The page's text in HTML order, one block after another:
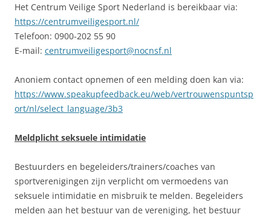
Het Centrum Veilige Sport Nederland is bereikbaar via:
https://centrumveiligesport.nl/
Telefoon: 0900-202 55 90
E-mail: centrumveiligesport@nocnsf.nl
Anoniem contact opnemen of een melding doen kan via:
https://www.speakupfeedback.eu/web/vertrouwenspuntsp
ort/nl/select_language/3b3
Meldplicht seksuele intimidatie
Bestuurders en begeleiders/trainers/coaches van
sportverenigingen zijn verplicht om vermoedens van
seksuele intimidatie en misbruik te melden. Begeleiders
melden aan het bestuur van de vereniging, het bestuur